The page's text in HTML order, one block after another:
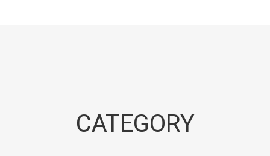
CATEGORY